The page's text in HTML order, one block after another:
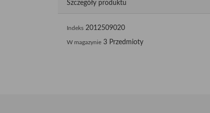
Szczegóły produktu
Indeks 2012509020
W magazynie 3 Przedmioty